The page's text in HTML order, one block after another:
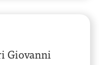
Giovanni